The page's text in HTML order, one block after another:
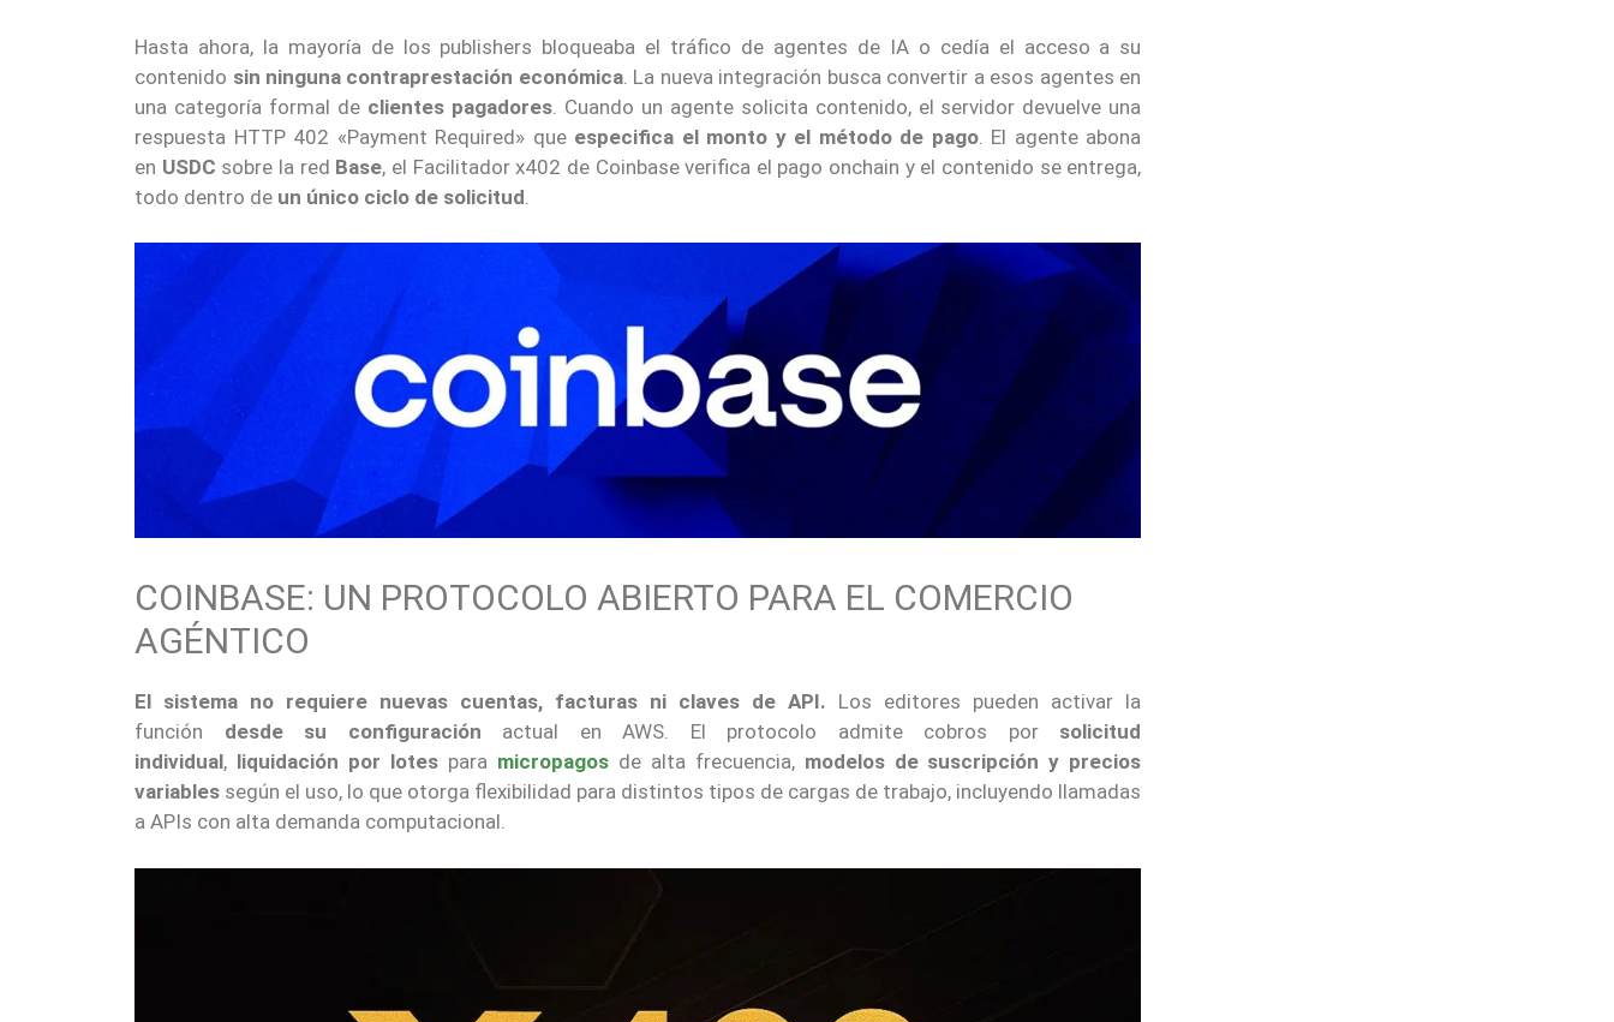
Hasta ahora, la mayoría de los publishers bloqueaba el tráfico de agentes de IA o cedía el acceso a su
contenido sin ninguna contraprestación económica. La nueva integración busca convertir a esos agentes en
una categoría formal de clientes pagadores. Cuando un agente solicita contenido, el servidor devuelve una
respuesta HTTP 402 «Payment Required» que especifica el monto y el método de pago. El agente abona
en USDC sobre la red Base, el Facilitador x402 de Coinbase verifica el pago onchain y el contenido se entrega,
todo dentro de un único ciclo de solicitud
COINBASE: UN PROTOCOLO ABIERTO PARA EL COMERCIO
AGÉNTICO
El sistema no requiere nuevas cuentas, facturas ni claves de API. Los editores pueden activar la
función desde su configuración actual en AWS. El protocolo admite cobros por solicitud
individual, liquidación por lotespara micropagos de alta frecuencia, modelos de suscripción y precios
variables según el uso, lo que otorga flexibilidad para distintos tipos de cargas de trabajo, incluyendo llamadas
a APIs con alta demanda computacional.